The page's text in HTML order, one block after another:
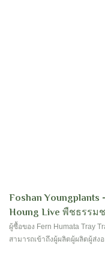
Foshan Youngplants
Houng Live พืชธรรม
ผู้ซื้อของ Fern Humata Tray
สามารถเข้าถึงผู้ผลิตผู้ผลิตผู้ส่ง